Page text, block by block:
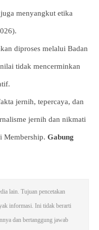
menyangkut etika
diproses melalui Badan
tidak mencerminkan
jernih, tepercaya, dan
jernih dan nikmati
Membership. Gabung
lain. Tujuan pencetakan
informasi. Ini tidak berarti
dan bertanggung jawab